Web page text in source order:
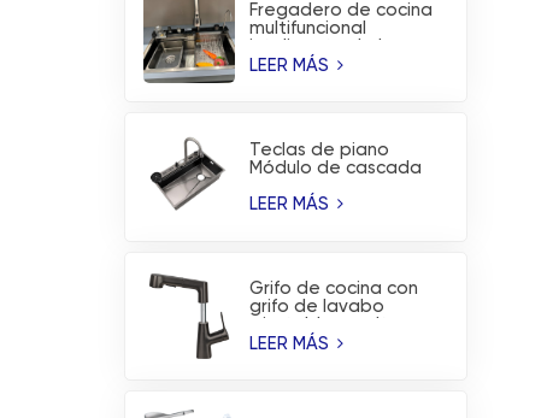
Fregadero de cocina
multifuncional
estación de trabajo
LEER MÁS
Teclas de piano
Módulo de cascada
Fregadero de cocina
LEER MÁS
Grifo de cocina con
grifo de lavabo
extraíble con 2
LEER MÁS